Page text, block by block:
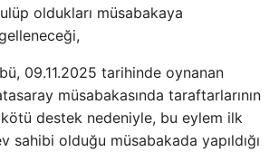
oldukları müsabakaya
09.11.2025 tarihinde oynanan
müsabakasında taraftarlarının
destek nedeniyle, bu eylem ilk
sahibi olduğu müsabakada yapıldığı